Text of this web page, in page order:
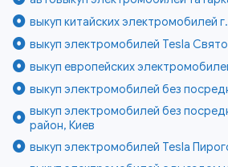
выкуп китайских электромобилей
выкуп электромобилей Tesla
выкуп европейских
выкуп электромобилей без
выкуп электромобилей без
район, Киев
выкуп электромобилей Tesla